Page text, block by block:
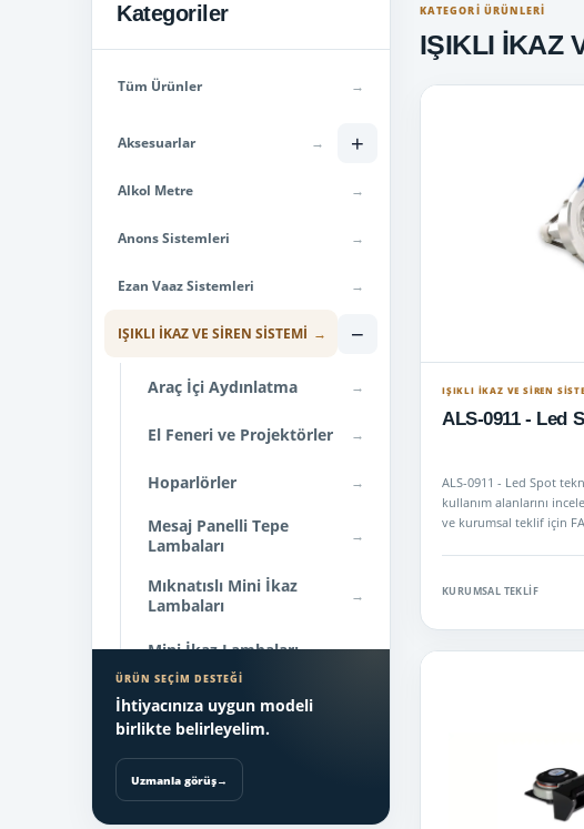
Kategoriler
Tüm Ürünler →
Aksesuarlar → +
Alkol Metre →
Anons Sistemleri →
Ezan Vaaz Sistemleri →
IŞIKLI İKAZ VE SİREN SİSTEMİ → −
Araç İçi Aydınlatma →
El Feneri ve Projektörler →
Hoparlörler →
Mesaj Panelli Tepe
Lambaları
→
Mıknatıslı Mini İkaz
Lambaları
→
Mini İkaz Lambaları →
Motosiklet İkaz Sistemleri
Silindirik İkaz Lambaları
Siren - Anons Sistemleri
ÜRÜN SEÇIM DESTEĞI
İhtiyacınıza uygun modeli
birlikte belirleyelim.
Uzmanla görüş→
KATEGORI ÜRÜNLERI
IŞIKLI İKAZ
IŞIKLI İKAZ VE SİREN
ALS-0911 - Led
ALS-0911 - Led Spot
kullanım alanlarını
ve kurumsal teklif için
KURUMSAL TEKLIF